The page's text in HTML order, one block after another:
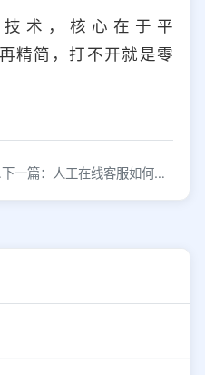
术，核心在于平
简，打不开就是零
销码 下一篇：人工在线客服如何重塑企业服务体验与效率